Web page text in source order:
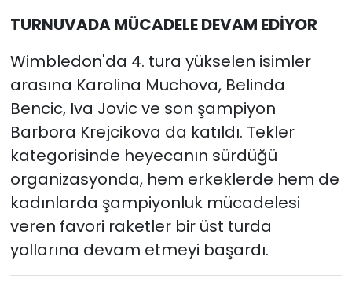
TURNUVADA MÜCADELE DEVAM EDİYOR
Wimbledon'da 4. tura yükselen isimler
arasına Karolina Muchova, Belinda
Bencic, Iva Jovic ve son şampiyon
Barbora Krejcikova da katıldı. Tekler
kategorisinde heyecanın sürdüğü
organizasyonda, hem erkeklerde hem de
kadınlarda şampiyonluk mücadelesi
veren favori raketler bir üst turda
yollarına devam etmeyi başardı.